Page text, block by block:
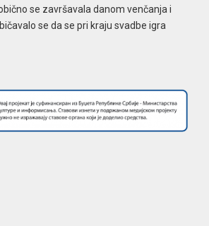
se završavala danom venčanja i
se da se pri kraju svadbe igra